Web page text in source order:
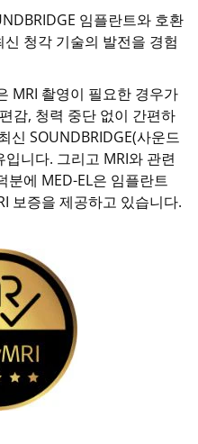
임플란트와 호환
청각 기술의 발전을 경험
MRI 촬영이 필요한 경우가
감, 청력 중단 없이 간편하
SOUNDBRIDGE(사운드
니다. 그리고 MRI와 관련
분에 MED-EL은 임플란트
보증을 제공하고 있습니다.